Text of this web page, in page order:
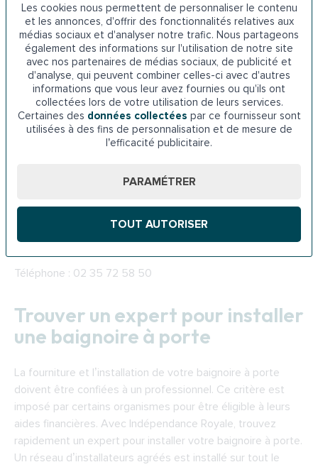
Les cookies nous permettent de personnaliser le contenu
et les annonces, d'offrir des fonctionnalités relatives aux
médias sociaux et d'analyser notre trafic. Nous partageons
également des informations sur l'utilisation de notre site
avec nos partenaires de médias sociaux, de publicité et
d'analyse, qui peuvent combiner celles-ci avec d'autres
informations que vous leur avez fournies ou qu'ils ont
collectées lors de votre utilisation de leurs services.
Certaines des données collectées par ce fournisseur sont
utilisées à des fins de personnalisation et de mesure de
l’efficacité publicitaire.
PARAMÉTRER
TOUT AUTORISER
Si vous souhaitez installer une baignoire à porte dans votre
logement à Rouen, vous pouvez prétendre aux prêts de
l’ADIL ou l’agence départementale pour l’information sur le
logement. Plusieurs types de prêts sont proposés selon la
situation :
· Prêt habitat durable
· Prêt social à l’amélioration de l’habitat
Adresse ADIL Seine-Maritime : 86 Rue Léon Blum, 76300
Sotteville-lès-Rouen
Téléphone : 02 35 72 58 50
Trouver un expert pour installer
une baignoire à porte
La fourniture et l’installation de votre baignoire à porte
doivent être confiées à un professionnel. Ce critère est
imposé par certains organismes pour être éligible à leurs
aides financières. Avec Indépendance Royale, trouvez
rapidement un expert pour installer votre baignoire à porte.
Un réseau d’installateurs agréés est installé sur tout le